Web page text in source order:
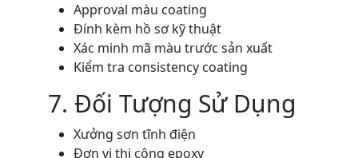
Approval màu coating
Đính kèm hồ sơ kỹ thuật
Xác minh mã màu trước sản xuất
Kiểm tra consistency coating
7. Đối Tượng Sử Dụng
Xưởng sơn tĩnh điện
Đơn vị thi công epoxy